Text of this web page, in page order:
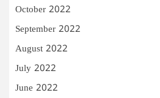
October 2022
September 2022
August 2022
July 2022
June 2022